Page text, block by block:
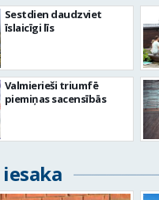
Sestdien daudzviet
īslaicīgi līs
Valmierieši triumfē
piemiņas sacensībās